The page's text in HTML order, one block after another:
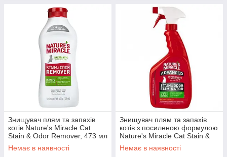
Знищувач плям та запахів
котів Nature's Miracle Cat
Stain & Odor Remover, 473 мл
Немає в наявності
Знищувач плям та запахів
котів з посиленою формулою
Nature's Miracle Cat Stain &
Odor Eliminator з ароматом
лимону 946 мл
Немає в наявності